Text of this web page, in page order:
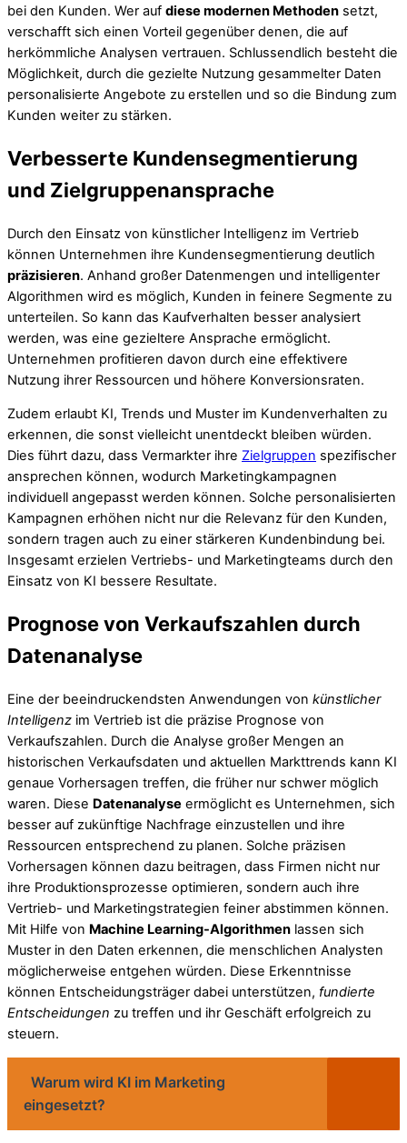
bei den Kunden. Wer auf diese modernen Methoden setzt,
verschafft sich einen Vorteil gegenüber denen, die auf
herkömmliche Analysen vertrauen. Schlussendlich besteht die
Möglichkeit, durch die gezielte Nutzung gesammelter Daten
personalisierte Angebote zu erstellen und so die Bindung zum
Kunden weiter zu stärken.
Verbesserte Kundensegmentierung
und Zielgruppenansprache
Durch den Einsatz von künstlicher Intelligenz im Vertrieb
können Unternehmen ihre Kundensegmentierung deutlich
präzisieren. Anhand großer Datenmengen und intelligenter
Algorithmen wird es möglich, Kunden in feinere Segmente zu
unterteilen. So kann das Kaufverhalten besser analysiert
werden, was eine gezieltere Ansprache ermöglicht.
Unternehmen profitieren davon durch eine effektivere
Nutzung ihrer Ressourcen und höhere Konversionsraten.
Zudem erlaubt KI, Trends und Muster im Kundenverhalten zu
erkennen, die sonst vielleicht unentdeckt bleiben würden.
Dies führt dazu, dass Vermarkter ihre Zielgruppen spezifischer
ansprechen können, wodurch Marketingkampagnen
individuell angepasst werden können. Solche personalisierten
Kampagnen erhöhen nicht nur die Relevanz für den Kunden,
sondern tragen auch zu einer stärkeren Kundenbindung bei.
Insgesamt erzielen Vertriebs- und Marketingteams durch den
Einsatz von KI bessere Resultate.
Prognose von Verkaufszahlen durch
Datenanalyse
Eine der beeindruckendsten Anwendungen von künstlicher
Intelligenz im Vertrieb ist die präzise Prognose von
Verkaufszahlen. Durch die Analyse großer Mengen an
historischen Verkaufsdaten und aktuellen Markttrends kann KI
genaue Vorhersagen treffen, die früher nur schwer möglich
waren. Diese Datenanalyse ermöglicht es Unternehmen, sich
besser auf zukünftige Nachfrage einzustellen und ihre
Ressourcen entsprechend zu planen. Solche präzisen
Vorhersagen können dazu beitragen, dass Firmen nicht nur
ihre Produktionsprozesse optimieren, sondern auch ihre
Vertrieb- und Marketingstrategien feiner abstimmen können.
Mit Hilfe von Machine Learning-Algorithmen lassen sich
Muster in den Daten erkennen, die menschlichen Analysten
möglicherweise entgehen würden. Diese Erkenntnisse
können Entscheidungsträger dabei unterstützen, fundierte
Entscheidungen zu treffen und ihr Geschäft erfolgreich zu
steuern.
Warum wird KI im Marketing
eingesetzt?